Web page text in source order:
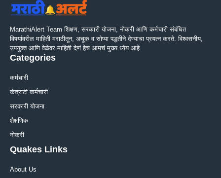
MarathiAlert Team शिक्षण, सरकारी योजना, नोकरी आणि कर्मचारी संबंधित
विषयांवरील माहिती मराठीतून, अचूक व सोप्या पद्धतीने देण्याचा प्रयत्न करते. विश्वसनीय,
उपयुक्त आणि वेळेवर माहिती देणं हेच आमचं मुख्य ध्येय आहे.
Categories
कर्मचारी
कंत्राटी कर्मचारी
सरकारी योजना
शैक्षणिक
नोकरी
Quakes Links
About Us